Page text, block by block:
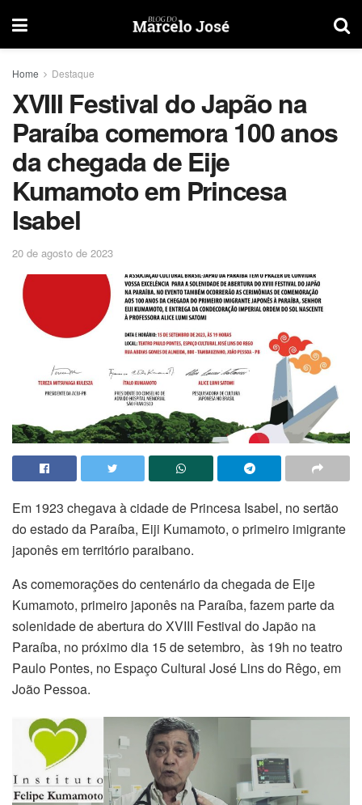
Home Destaque
XVIII Festival do Japão na
Paraíba comemora 100 anos
da chegada de Eije
Kumamoto em Princesa
Isabel
20 de agosto de 2023
Em 1923 chegava à cidade de Princesa Isabel, no sertão
do estado da Paraíba, Eiji Kumamoto, o primeiro imigrante
japonês em território paraibano.
As comemorações do centenário da chegada de Eije
Kumamoto, primeiro japonês na Paraíba, fazem parte da
solenidade de abertura do XVIII Festival do Japão na
Paraíba, no próximo dia 15 de setembro, às 19h no teatro
Paulo Pontes, no Espaço Cultural José Lins do Rêgo, em
João Pessoa.